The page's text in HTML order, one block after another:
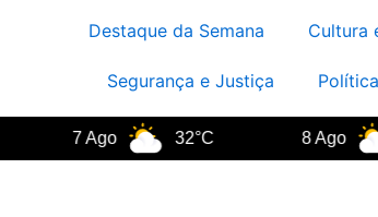
Destaque da Semana Cultura
Segurança e Justiça Política
7 Ago 32°C 8 Ago